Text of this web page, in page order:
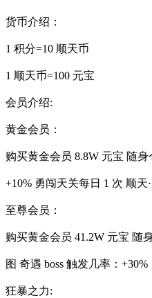
货币介绍：
1 积分=10 顺天币
1 顺天币=100 元宝
会员介绍:
黄金会员：
购买黄金会员 8.8W 元宝 随身
+10% 勇闯天关每日 1 次 顺天
至尊会员：
购买黄金会员 41.2W 元宝 随
图 奇遇 boss 触发几率：
狂暴之力: